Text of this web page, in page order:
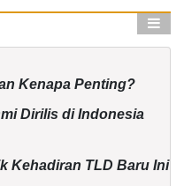
Kenapa Penting?
Dirilis di Indonesia
Kehadiran TLD Baru Ini